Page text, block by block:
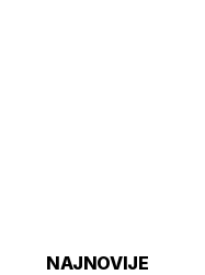
NAJNOVIJE